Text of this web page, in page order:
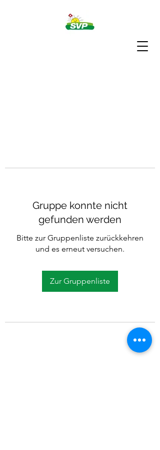
Gruppe konnte nicht
gefunden werden
Bitte zur Gruppenliste zurückkehren
und es erneut versuchen.
Zur Gruppenliste